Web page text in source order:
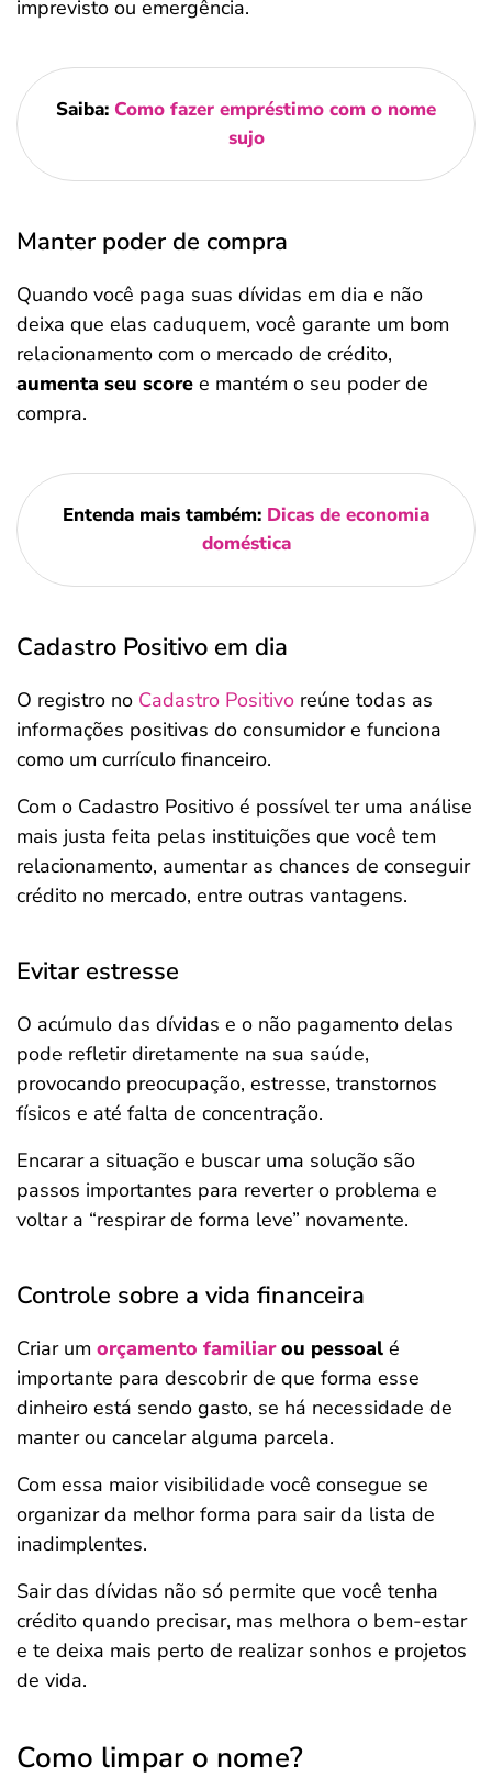
imprevisto ou emergência.
Saiba: Como fazer empréstimo com o nome
sujo
Manter poder de compra
Quando você paga suas dívidas em dia e não
deixa que elas caduquem, você garante um bom
relacionamento com o mercado de crédito,
aumenta seu score e mantém o seu poder de
compra.
Entenda mais também: Dicas de economia
doméstica
Cadastro Positivo em dia
O registro no Cadastro Positivo reúne todas as
informações positivas do consumidor e funciona
como um currículo financeiro.
Com o Cadastro Positivo é possível ter uma análise
mais justa feita pelas instituições que você tem
relacionamento, aumentar as chances de conseguir
crédito no mercado, entre outras vantagens.
Evitar estresse
O acúmulo das dívidas e o não pagamento delas
pode refletir diretamente na sua saúde,
provocando preocupação, estresse, transtornos
físicos e até falta de concentração.
Encarar a situação e buscar uma solução são
passos importantes para reverter o problema e
voltar a “respirar de forma leve” novamente.
Controle sobre a vida financeira
Criar um orçamento familiarou pessoal é
importante para descobrir de que forma esse
dinheiro está sendo gasto, se há necessidade de
manter ou cancelar alguma parcela.
Com essa maior visibilidade você consegue se
organizar da melhor forma para sair da lista de
inadimplentes.
Sair das dívidas não só permite que você tenha
crédito quando precisar, mas melhora o bem-estar
e te deixa mais perto de realizar sonhos e projetos
de vida.
Como limpar o nome?